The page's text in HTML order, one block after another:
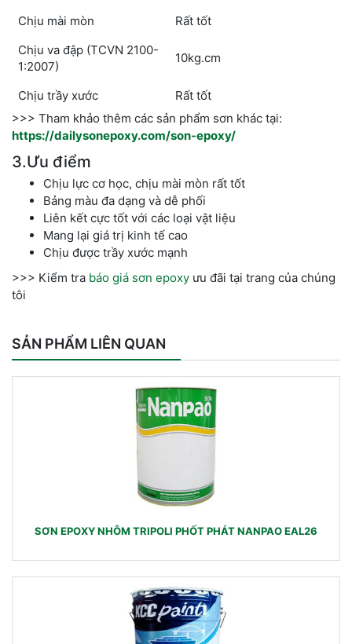
Chịu mài mòn
Rất tốt
Chịu va đập (TCVN 2100-
1:2007)
10kg.cm
Chịu trầy xước
Rất tốt
>>> Tham khảo thêm các sản phẩm sơn khác tại:
https://dailysonepoxy.com/son-epoxy/
3.Ưu điểm
Chịu lực cơ học, chịu mài mòn rất tốt
Bảng màu đa dạng và dễ phối
Liên kết cực tốt với các loại vật liệu
Mang lại giá trị kinh tế cao
Chịu được trầy xước mạnh
>>> Kiểm tra báo giá sơn epoxy ưu đãi tại trang của chúng
tôi
SẢN PHẨM LIÊN QUAN
SƠN EPOXY NHÔM TRIPOLI PHỐT PHÁT NANPAO EAL26